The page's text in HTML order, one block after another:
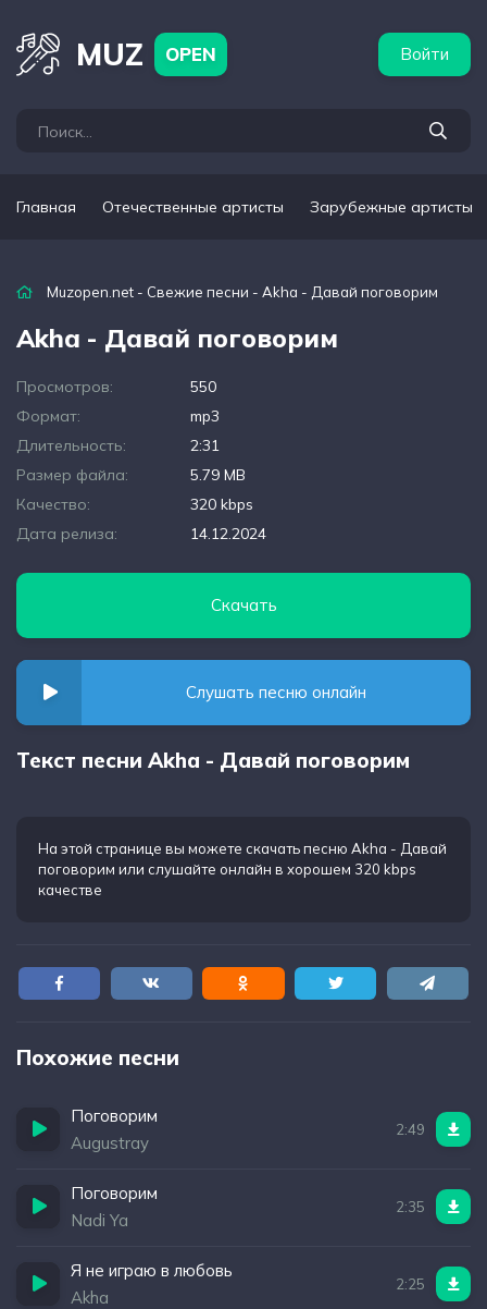
MUZ OPEN Войти
Главная Отечественные артисты Зарубежные артисты
Muzopen.net - Свежие песни - Akha - Давай поговорим
Akha - Давай поговорим
Просмотров:
550
Формат:
mp3
Длительность:
2:31
Размер файла:
5.79 MB
Качество:
320 kbps
Дата релиза:
14.12.2024
Скачать
Слушать песню онлайн
Текст песни Akha - Давай поговорим
На этой странице вы можете скачать песню Akha - Давай
поговорим или слушайте онлайн в хорошем 320 kbps
качестве
Похожие песни
Поговорим
Augustray
2:49
Поговорим
Nadi Ya
2:35
Я не играю в любовь
Akha
2:25
артисты Популярные подборки